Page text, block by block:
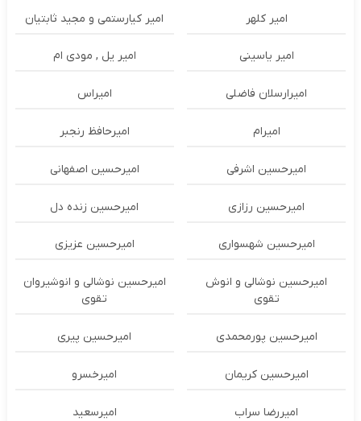
امیر کلهر امیر کیارستمی و مجید ثابتیان
امیر یاسینی امیر یل , مودی ام
امیرارسلان فاضلی امیراس
امیرام امیرحافظ رنجبر
امیرحسین اشرفی امیرحسین اصفهانی
امیرحسین رزازی امیرحسین زنده دل
امیرحسین شهسواری امیرحسین عزیزی
امیرحسین نوشالی و انوش
تقوی
امیرحسین نوشالی و انوشیروان
تقوی
امیرحسین پورمحمدی امیرحسین پیری
امیرحسین کریمان امیرخسرو
امیررضا سراب امیرسعید